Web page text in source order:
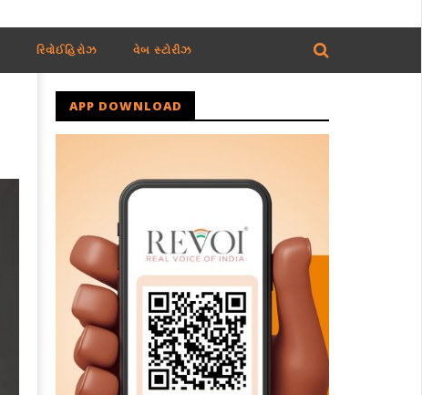
રિવોઈહિરોઝ વેબ સ્ટોરીઝ
APP DOWNLOAD